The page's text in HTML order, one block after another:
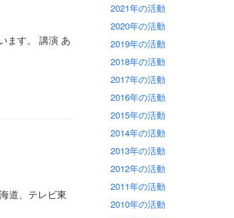
ます。 講演 あ
道、テレビ東
2021年の活動
2020年の活動
2019年の活動
2018年の活動
2017年の活動
2016年の活動
2015年の活動
2014年の活動
2013年の活動
2012年の活動
2011年の活動
2010年の活動